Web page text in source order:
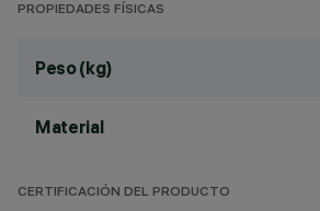
PROPIEDADES FÍSICAS
Peso (kg)
Material
CERTIFICACIÓN DEL PRODUCTO